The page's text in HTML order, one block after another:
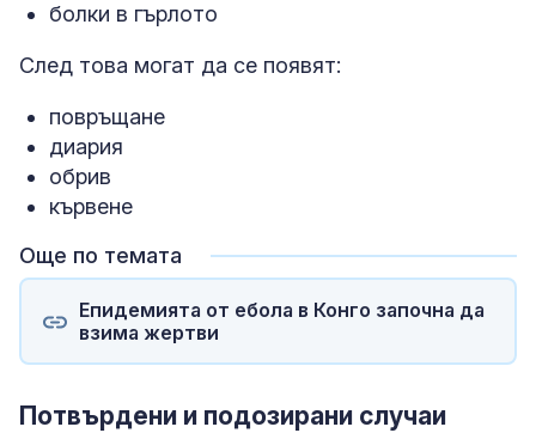
болки в гърлото
След това могат да се появят:
повръщане
диария
обрив
кървене
Още по темата
Епидемията от ебола в Конго започна да
взима жертви
Потвърдени и подозирани случаи